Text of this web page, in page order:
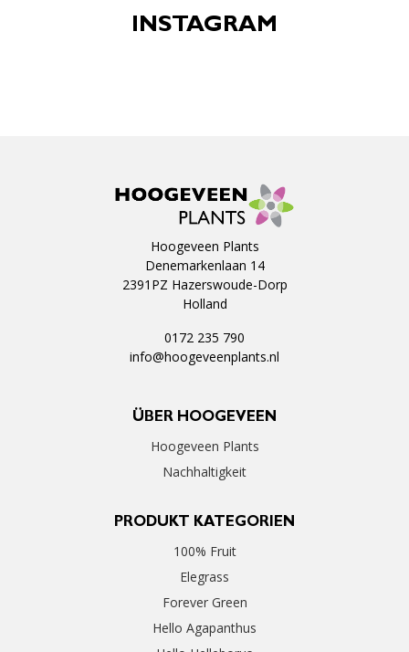
INSTAGRAM
Hoogeveen Plants
Denemarkenlaan 14
2391PZ Hazerswoude-Dorp
Holland
0172 235 790
info@hoogeveenplants.nl
ÜBER HOOGEVEEN
Hoogeveen Plants
Nachhaltigkeit
PRODUKT KATEGORIEN
100% Fruit
Elegrass
Forever Green
Hello Agapanthus